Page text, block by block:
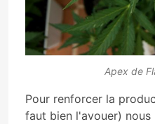
Apex de
Pour renforcer la
faut bien l'avouer)